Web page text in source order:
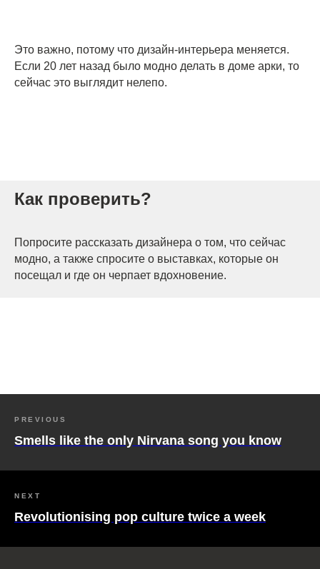
Это важно, потому что дизайн-интерьера меняется.
Если 20 лет назад было модно делать в доме арки, то
сейчас это выглядит нелепо.
Как проверить?
Попросите рассказать дизайнера о том, что сейчас
модно, а также спросите о выставках, которые он
посещал и где он черпает вдохновение.
PREVIOUS
Smells like the only Nirvana song you know
NEXT
Revolutionising pop culture twice a week